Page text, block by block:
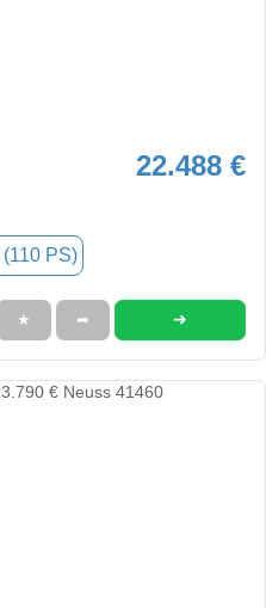
22.488 €
PS)
★ ➦ ➜